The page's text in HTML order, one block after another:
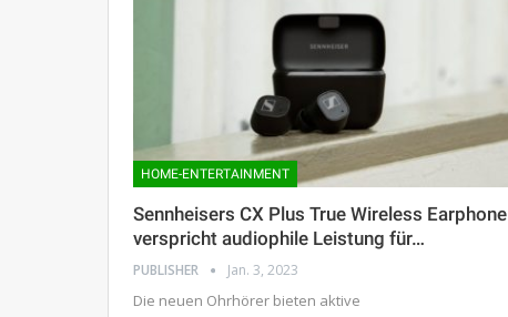
HOME-ENTERTAINMENT
Sennheisers CX Plus True Wireless Earphone
verspricht audiophile Leistung für…
PUBLISHER Jan. 3, 2023
Die neuen Ohrhörer bieten aktive